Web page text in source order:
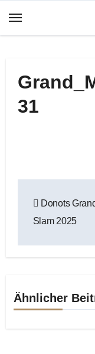
Inhalt
31
Donots
Slam 2025
Ähnlicher